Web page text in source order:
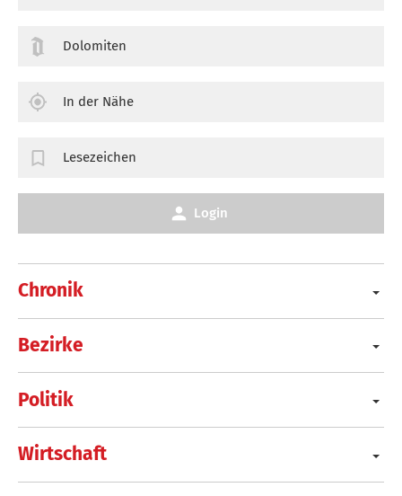
Chronik
Bezirke
Politik
Wirtschaft
Dolomiten
In der Nähe
Lesezeichen
Login